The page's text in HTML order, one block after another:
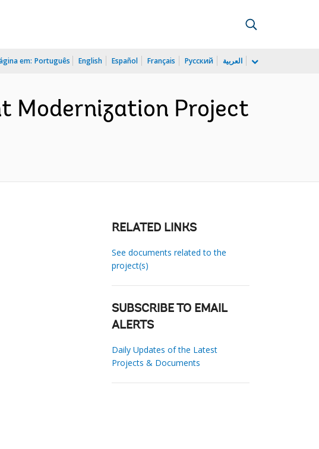
em: Português English Español Français Русский العربية
Modernization Project
RELATED LINKS
See documents related to the
project(s)
SUBSCRIBE TO EMAIL
ALERTS
Daily Updates of the Latest
Projects & Documents